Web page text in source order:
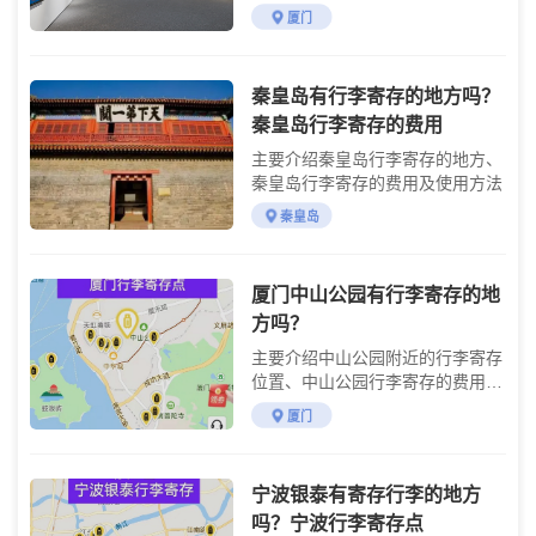
参观攻略
厦门
秦皇岛有行李寄存的地方吗？
秦皇岛行李寄存的费用
主要介绍秦皇岛行李寄存的地方、
秦皇岛行李寄存的费用及使用方法
秦皇岛
厦门中山公园有行李寄存的地
方吗？
主要介绍中山公园附近的行李寄存
位置、中山公园行李寄存的费用、
中山公园行李寄存的方法
厦门
宁波银泰有寄存行李的地方
吗？宁波行李寄存点